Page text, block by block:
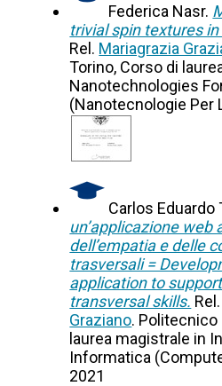
Federica Nasr.
trivial spin textures
Rel. Mariagrazia
Torino, Corso di
Nanotechnologies
(Nanotecnologie Per
Carlos Eduardo
un’applicazione web
dell’empatia e delle
trasversali =
application to
transversal skills. Rel.
Graziano. Politecnico
laurea magistrale in
Informatica
2021